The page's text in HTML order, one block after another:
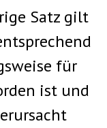
Satz gilt
für
ist und